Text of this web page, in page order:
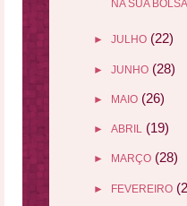
NA SUA
► JULHO (22)
► JUNHO (28)
► MAIO (26)
► ABRIL (19)
► MARÇO (28)
► FEVEREIRO